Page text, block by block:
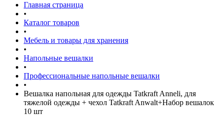
Главная страница
•
Каталог товаров
•
Мебель и товары для хранения
•
Напольные вешалки
•
Профессиональные напольные вешалки
•
Вешалка напольная для одежды Tatkraft Anneli, для
тяжелой одежды + чехол Tatkraft Anwalt+Набор вешалок
10 шт